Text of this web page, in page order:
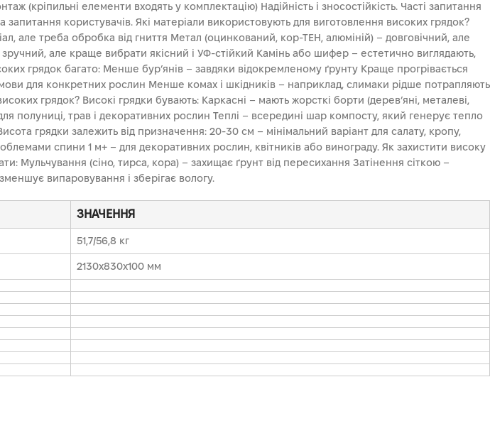
елементи входять у комплектацію) Надійність і зносостійкість. Часті запитання
запитання користувачів. Які матеріали використовують для виготовлення високих грядок?
але треба обробка від гниття Метал (оцинкований, кор-ТЕН, алюміній) – довговічний, але
але краще вибрати якісний і УФ-стійкий Камінь або шифер – естетично виглядають,
грядок багато: Менше бур’янів – завдяки відокремленому ґрунту Краще прогрівається
для конкретних рослин Менше комах і шкідників – наприклад, слимаки рідше потрапляють
грядок? Високі грядки бувають: Каркасні – мають жорсткі борти (дерев’яні, металеві,
полуниці, трав і декоративних рослин Теплі – всередині шар компосту, який генерує тепло
грядки залежить від призначення: 20-30 см – мінімальний варіант для салату, кропу,
спини 1 м+ – для декоративних рослин, квітників або винограду. Як захистити високу
Мульчування (сіно, тирса, кора) – захищає ґрунт від пересихання Затінення сіткою –
випаровування і зберігає вологу.
ЗНАЧЕННЯ
51,7/56,8 кг
2130х830х100 мм